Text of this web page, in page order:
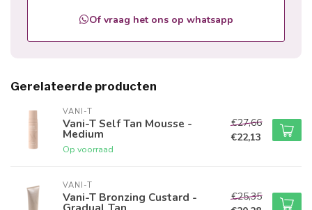
Of vraag het ons op whatsapp
Gerelateerde producten
VANI-T
Vani-T Self Tan Mousse -
Medium
Op voorraad
€27,66
€22,13
VANI-T
Vani-T Bronzing Custard -
€25,35